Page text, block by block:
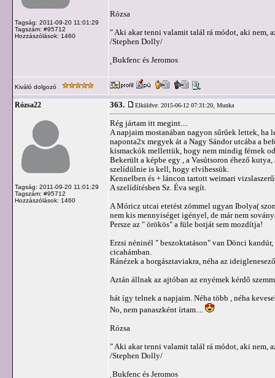
Tagság: 2011-09-20 11:01:29
Tagszám: #95712
Hozzászólások: 1460
Rózsa
" Aki akar tenni valamit talál rá módot, aki nem,
/Stephen Dolly/
˛Bukfenc és Jeromos
Kiváló dolgozó
Rózsa22
Tagság: 2011-09-20 11:01:29
Tagszám: #95712
Hozzászólások: 1460
363. Elküldve: 2015-06-12 07:31:20, Munka
Rég jártam itt megint....
A napjaim mostanában nagyon sűrűek lettek, ha
naponta2x megyek át a Nagy Sándor utcába a
kismackók mellettük, hogy nem mindig férnek
Bekerült a képbe egy , a Vasútsoron éhező
szelídülnie is kell, hogy elvihessük.
Kennelben és + láncon tartott weimari
A szelídítésben Sz. Éva segít.
A Móricz utcai etetést zömmel ugyan Ibolya(
nem kis mennyiséget igényel, de már nem
Persze az " örökös" a füle botját sem mozdítja!
Erzsi néninél " beszoktatáson" van Dönci
cicahámban.
Ránézek a horgásztaviakra, néha az
Aztán állnak az ajtóban az enyémek kérdő
hát így telnek a napjaim. Néha több , néha
No, nem panaszként írtam....
Rózsa
" Aki akar tenni valamit talál rá módot, aki nem,
/Stephen Dolly/
˛Bukfenc és Jeromos